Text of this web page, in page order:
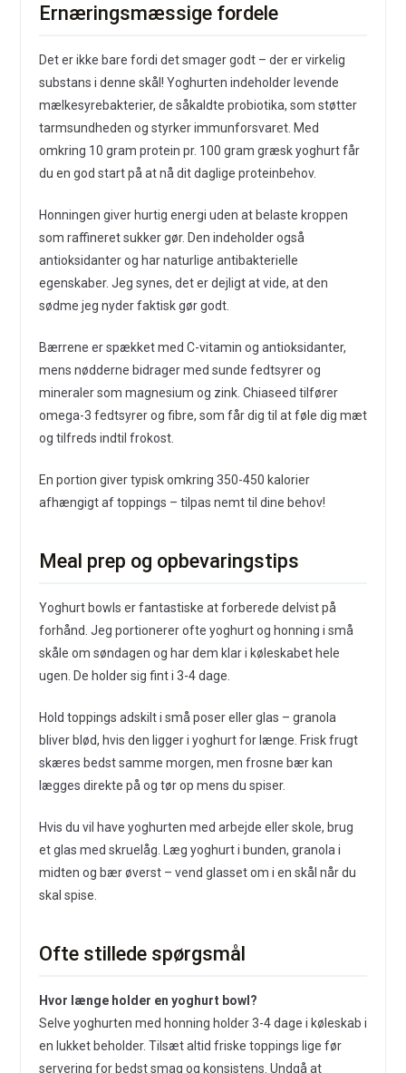
Ernæringsmæssige fordele
Det er ikke bare fordi det smager godt – der er virkelig
substans i denne skål! Yoghurten indeholder levende
mælkesyrebakterier, de såkaldte probiotika, som støtter
tarmsundheden og styrker immunforsvaret. Med
omkring 10 gram protein pr. 100 gram græsk yoghurt får
du en god start på at nå dit daglige proteinbehov.
Honningen giver hurtig energi uden at belaste kroppen
som raffineret sukker gør. Den indeholder også
antioksidanter og har naturlige antibakterielle
egenskaber. Jeg synes, det er dejligt at vide, at den
sødme jeg nyder faktisk gør godt.
Bærrene er spækket med C-vitamin og antioksidanter,
mens nødderne bidrager med sunde fedtsyrer og
mineraler som magnesium og zink. Chiaseed tilfører
omega-3 fedtsyrer og fibre, som får dig til at føle dig mæt
og tilfreds indtil frokost.
En portion giver typisk omkring 350-450 kalorier
afhængigt af toppings – tilpas nemt til dine behov!
Meal prep og opbevaringstips
Yoghurt bowls er fantastiske at forberede delvist på
forhånd. Jeg portionerer ofte yoghurt og honning i små
skåle om søndagen og har dem klar i køleskabet hele
ugen. De holder sig fint i 3-4 dage.
Hold toppings adskilt i små poser eller glas – granola
bliver blød, hvis den ligger i yoghurt for længe. Frisk frugt
skæres bedst samme morgen, men frosne bær kan
lægges direkte på og tør op mens du spiser.
Hvis du vil have yoghurten med arbejde eller skole, brug
et glas med skruelåg. Læg yoghurt i bunden, granola i
midten og bær øverst – vend glasset om i en skål når du
skal spise.
Ofte stillede spørgsmål
Hvor længe holder en yoghurt bowl?
Selve yoghurten med honning holder 3-4 dage i køleskab i
en lukket beholder. Tilsæt altid friske toppings lige før
servering for bedst smag og konsistens. Undgå at